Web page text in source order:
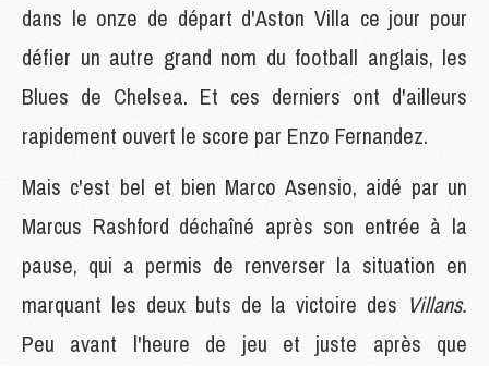
dans le onze de départ d'Aston Villa ce jour pour
défier un autre grand nom du football anglais, les
Blues de Chelsea. Et ces derniers ont d'ailleurs
rapidement ouvert le score par Enzo Fernandez.
Mais c'est bel et bien Marco Asensio, aidé par un
Marcus Rashford déchaîné après son entrée à la
pause, qui a permis de renverser la situation en
marquant les deux buts de la victoire des Villans.
Peu avant l'heure de jeu et juste après que